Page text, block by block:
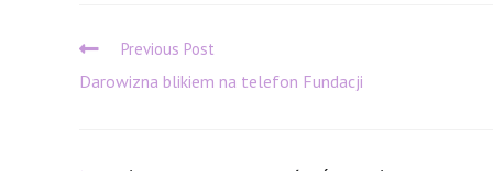
Read
articles
Previous Post
Darowizna blikiem na telefon Fundacji